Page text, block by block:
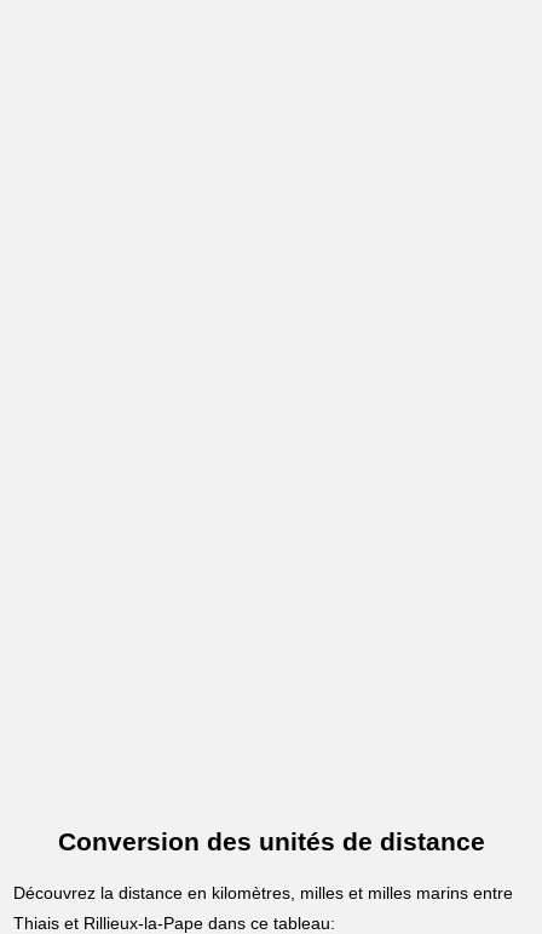
Conversion des unités de distance
Découvrez la distance en kilomètres, milles et milles marins entre
Thiais et Rillieux-la-Pape dans ce tableau: